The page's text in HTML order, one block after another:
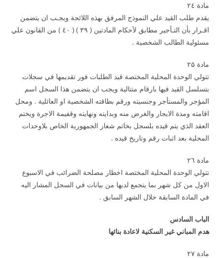
مادة ۲٤
يقدم طلب القيد علي النموذج المرفق بهذه اللائحة ويجـب ان يتضمن
اقـرار بأن التـأجير مطابق لأحكام المادتين ( ۳۹ ) ( ٤۰ ) من القانون علي
مسئولية الطالب الشخصية .
مادة ۲۵
تتولي الوحدة المحلية المختصة قيد الطلبات فور تقديمها في سجلات
بتسلسل القيد فيها بارقام متتالية ويجب ان يتضمن هذا السجل اسم
المؤجر والمستأجر وجنسيته ورقم بطاقته الشخصية او العائلية . ومحل
اقامته ومدة الايجار والغرض منه وبدايته ونهايته وقفيمة الاجرة ويختم
العقد الذي يتم قيده بلسجل بخاتم شعار الجمهورية الخاص بلاوحدات
المحلية بعد اثبات رقم وتاريخ قيده .
مادة ۲٦
تتولي الوحدة المحلية المختصة اخطار مصلحة الضرائب في الاسبوع
الاول من كل شهر بما يتجمع لديها من بيانات في السجل المشار اليه
في المادة السابقة خلال الشهر السابق .
الباب السادس
هدم المباني غير السكنية لاعادة بنائها
مادة ۲۷